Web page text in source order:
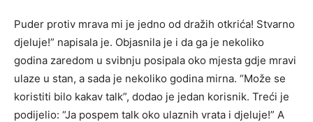
Puder protiv mrava mi je jedno od dražih otkrića! Stvarno
djeluje!” napisala je. Objasnila je i da ga je nekoliko
godina zaredom u svibnju posipala oko mjesta gdje mravi
ulaze u stan, a sada je nekoliko godina mirna. “Može se
koristiti bilo kakav talk”, dodao je jedan korisnik. Treći je
podijelio: “Ja pospem talk oko ulaznih vrata i djeluje!” A